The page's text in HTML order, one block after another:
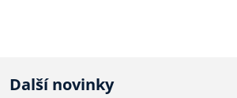
Další novinky